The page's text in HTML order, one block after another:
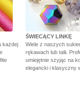
każdej
ŚWIECĄCY LINKĘ
Wiele z naszych
rękawach lub talii.
umiejętnie szyjąc na
elegancki i klasyczny